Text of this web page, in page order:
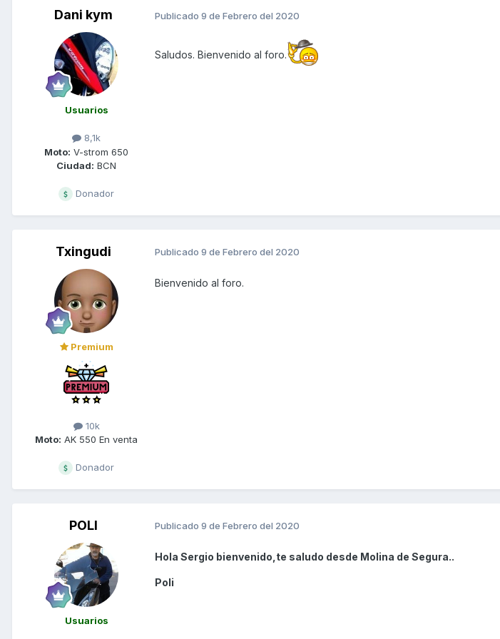
Dani kym
Usuarios
8,1k
Moto: V-strom 650
Ciudad: BCN
Donador
Publicado 9 de Febrero del 2020
Saludos. Bienvenido al foro.
Txingudi
Premium
10k
Moto: AK 550 En venta
Donador
Publicado 9 de Febrero del 2020
Bienvenido al foro.
POLI
Usuarios
Publicado 9 de Febrero del 2020
Hola Sergio bienvenido,te saludo desde Molina de Segura..
Poli